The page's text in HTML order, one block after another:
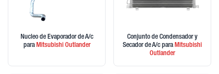
Nucleo de Evaporador de A/c
paraMitsubishiOutlander
Conjunto de Condensador y
Secador de A/c paraMitsubishi
Outlander